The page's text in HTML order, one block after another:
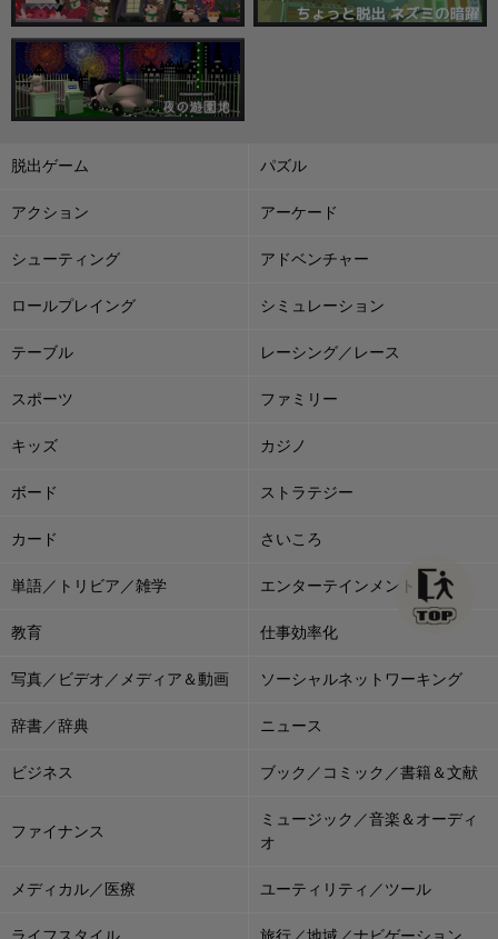
脱出ゲーム パズル
アクション アーケード
シューティング アドベンチャー
ロールプレイング シミュレーション
テーブル レーシング／レース
スポーツ ファミリー
キッズ カジノ
ボード ストラテジー
カード さいころ
単語／トリビア／雑学 エンターテインメント
教育 仕事効率化
写真／ビデオ／メディア＆動画 ソーシャルネットワーキング
辞書／辞典 ニュース
ビジネス ブック／コミック／書籍＆文献
ファイナンス
ミュージック／音楽＆オーディ
オ
メディカル／医療 ユーティリティ／ツール